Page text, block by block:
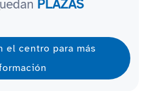
PLAZAS
el centro para más